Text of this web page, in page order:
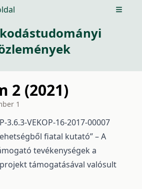
Open
2 (2021)
1
3.6.3-VEKOP-16-2017-00007
fiatal kutató” – A
tevékenységek a
támogatásával valósult